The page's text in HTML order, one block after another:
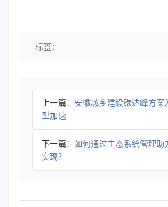
标签：
上一篇： 安徽城乡建设碳达峰方案
型加速
下一篇： 如何通过生态系统管理助
实现？